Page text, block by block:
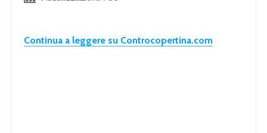
Continua a leggere su Controcopertina.com